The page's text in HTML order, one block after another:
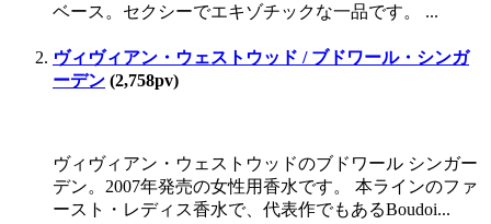
ベース。セクシーでエキゾチックな一品です。 ...
ヴィヴィアン・ウェストウッド / ブドワール・シンガ
ーデン (2,758pv)
ヴィヴィアン・ウェストウッドのブドワール シンガー
デン。2007年発売の女性用香水です。 本ラインのファ
ースト・レディス香水で、代表作でもあるBoudoi...